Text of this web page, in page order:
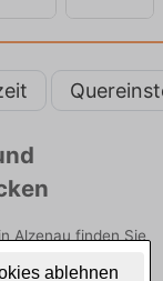
ablehnen
Alzenau finden Sie
von Top-